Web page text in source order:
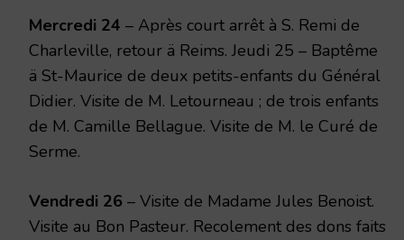
Mercredi 24 – Après court arrêt à S. Remi de
Charleville, retour ä Reims. Jeudi 25 – Baptême
ä St-Maurice de deux petits-enfants du Général
Di­dier. Visite de M. Letourneau ; de trois enfants
de M. Camille Bellague. Visite de M. le Curé de
Serme.
Vendredi 26 – Visite de Madame Jules Benoist.
Visite au Bon Pasteur. Recolement des dons faits